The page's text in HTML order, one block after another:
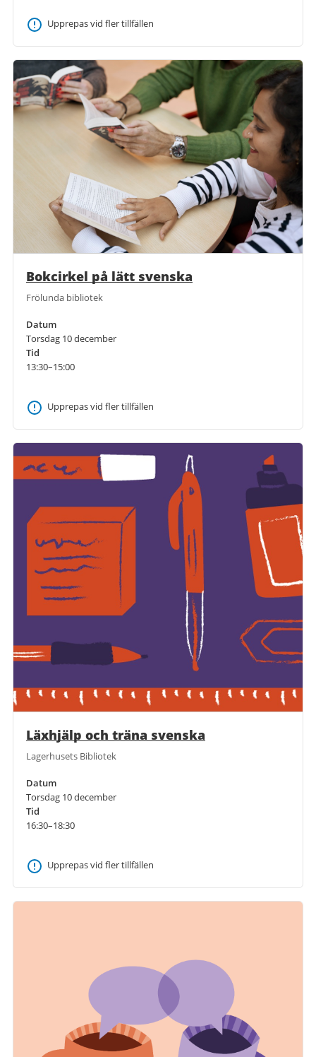
Upprepas vid fler tillfällen
Bokcirkel på lätt svenska
Frölunda bibliotek
Datum
Torsdag 10 december
Tid
13:30–15:00
Upprepas vid fler tillfällen
Läxhjälp och träna svenska
Lagerhusets Bibliotek
Datum
Torsdag 10 december
Tid
16:30–18:30
Upprepas vid fler tillfällen